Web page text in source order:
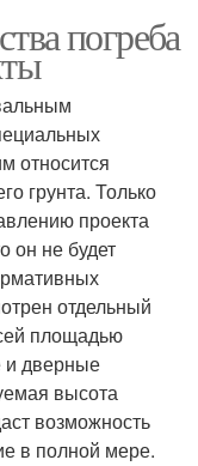
погреба
относится
грунта. Только
проекта
он не будет
отдельный
площадью
и дверные
высота
возможность
в полной мере.